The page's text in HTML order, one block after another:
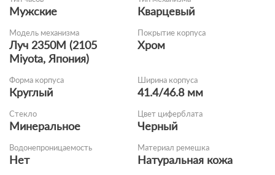
Мужские Кварцевый
Модель механизма
Луч 2350M (2105
Miyota, Япония)
Покрытие корпуса
Хром
Форма корпуса
Круглый
Ширина корпуса
41.4/46.8 мм
Стекло
Минеральное
Цвет циферблата
Черный
Водонепроницаемость
Нет
Материал ремешка
Натуральная кожа